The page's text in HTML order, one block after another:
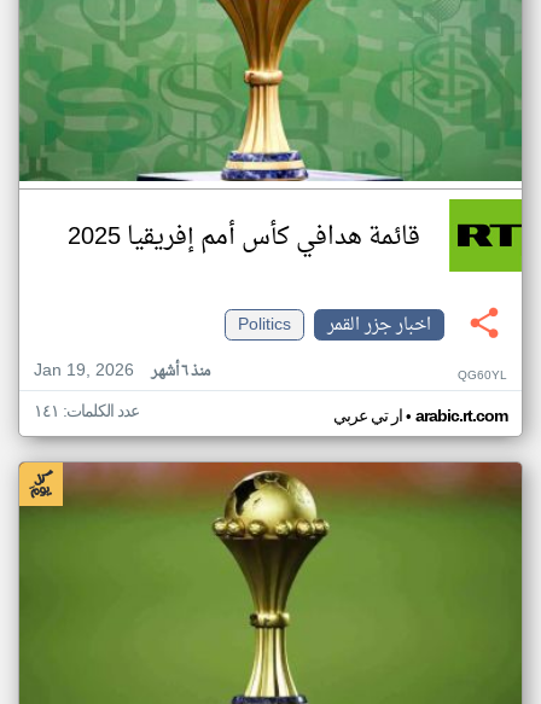
قائمة هدافي كأس أمم إفريقيا 2025
اخبار جزر القمر
Politics
Jan 19, 2026
منذ ٦ أشهر QG60YL
ار تي عربي• arabic.rt.com عدد الكلمات: ١٤١